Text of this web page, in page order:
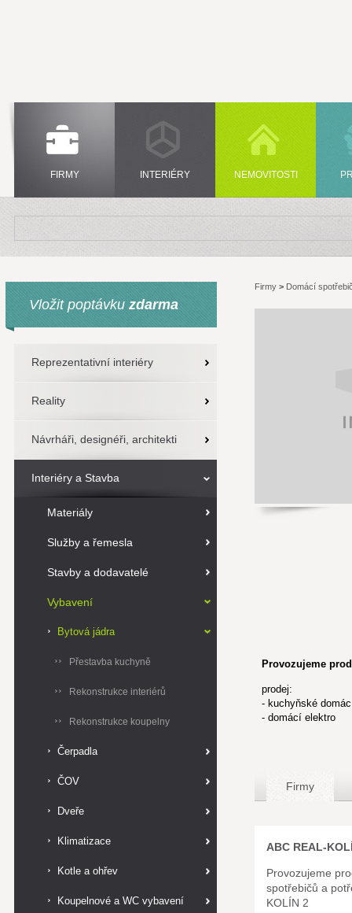
FIRMY INTERIÉRY NEMOVITOSTI
Vložit poptávku zdarma
Reprezentativní interiéry
Reality
Návrháři, designéři, architekti
Interiéry a Stavba
Materiály
Služby a řemesla
Stavby a dodavatelé
Vybavení
Bytová jádra
Přestavba kuchyně
Rekonstrukce interiérů
Rekonstrukce koupelny
Čerpadla
ČOV
Dveře
Klimatizace
Kotle a ohřev
Koupelnové a WC vybavení
Firmy > Domácí
Provozujeme
prodej:
- kuchyňské
- domácí elektro
Firmy
ABC REAL-
Provozujeme
spotřebičů a
KOLÍN 2